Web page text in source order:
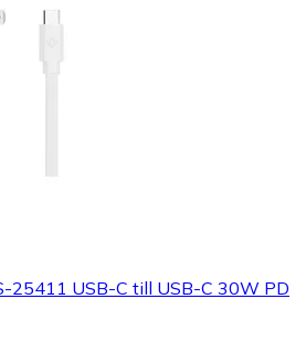
25411 USB-C till USB-C 30W PD